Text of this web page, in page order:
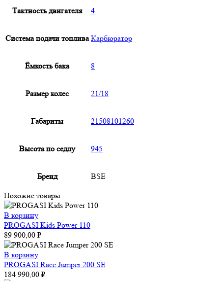
Тактность двигателя 4
Система подачи топлива Карбюратор
Ёмкость бака 8
Размер колес 21/18
Габариты 21508101260
Высота по седлу 945
Бренд BSE
Похожие товары
В корзину
PROGASI Kids Power 110
89 900,00 ₽
В корзину
PROGASI Race Jumper 200 SE
184 990,00 ₽